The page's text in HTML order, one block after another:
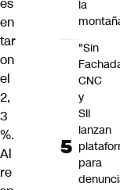
en
tar
on
el
2,
3
%.
Al
re
la
"Sin
CNC
y
SII
lanzan
para